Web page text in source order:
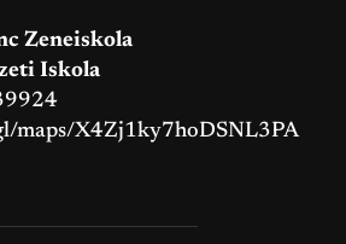
Zeneiskola
Iskola
maps/X4Zj1ky7hoDSNL3PA